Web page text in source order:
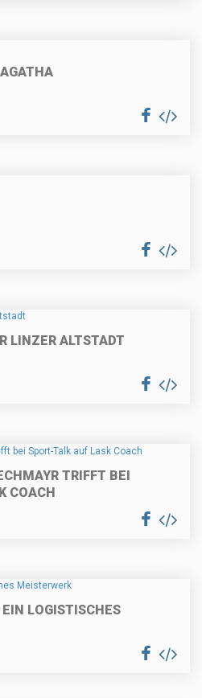
LINZER ALTSTADT
TRIFFT BEI
COACH
LOGISTISCHES